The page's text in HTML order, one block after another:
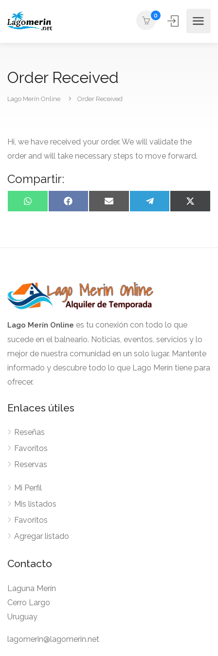
0
Order Received
Lago Merín Online Order Received
Hi, we have received your order. We will validate the
order and will take necessary steps to move forward.
Compartir:
WhatsApp Facebook Email Telegram X
Lago Merín Online es tu conexión con todo lo que
sucede en el balneario. Noticias, eventos, servicios y lo
mejor de nuestra comunidad en un solo lugar. Mantente
informado y descubre todo lo que Lago Merín tiene para
ofrecer.
Enlaces útiles
Reseñas
Favoritos
Reservas
Mi Perfil
Mis listados
Favoritos
Agregar listado
Contacto
Laguna Merín
Cerro Largo
Uruguay
lagomerin@lagomerin.net